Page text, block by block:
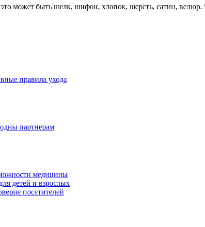
может быть шелк, шифон, хлопок, шерсть, сатин, велюр.
правила ухода
партнерам
медицины
детей и взрослых
посетителей